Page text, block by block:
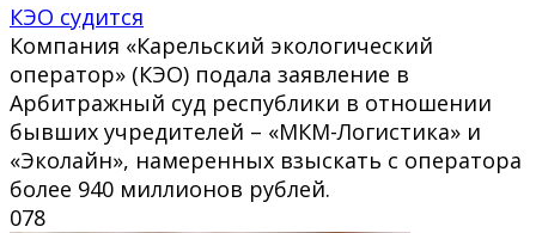
КЭО судится
Компания «Карельский экологический
оператор» (КЭО) подала заявление в
Арбитражный суд республики в отношении
бывших учредителей – «МКМ-Логистика» и
«Эколайн», намеренных взыскать с оператора
более 940 миллионов рублей.
078